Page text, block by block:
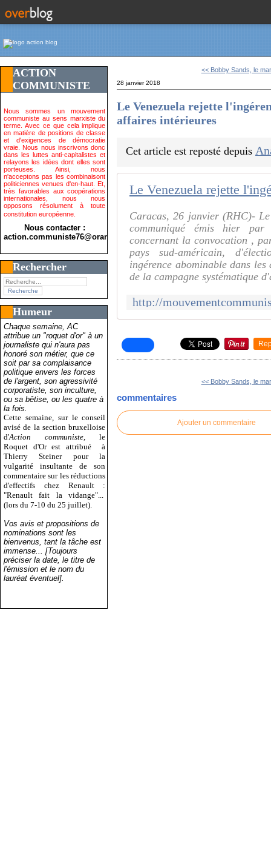
ACTION
COMMUNISTE
Nous sommes un mouvement
communiste au sens marxiste du
terme. Avec ce que cela implique
en matière de positions de classe
et d'exigences de démocratie
vraie. Nous nous inscrivons donc
dans les luttes anti-capitalistes et
relayons les idées dont elles sont
porteuses. Ainsi, nous
n'acceptons pas les combinaisont
politiciennes venues d'en-haut. Et,
très favorables aux coopérations
internationales, nous nous
opposons résolument à toute
constitution européenne.
Nous contacter :
action.communiste76@orange.fr>
Rechercher
Humeur
Chaque semaine, AC
attribue un "roquet d'or" à un
journaliste qui n'aura pas
honoré son métier, que ce
soit par sa complaisance
politique envers les forces
de l'argent, son agressivité
corporatiste, son inculture,
ou sa bêtise, ou les quatre à
la fois.
Cette semaine, sur le conseil
avisé de la section bruxelloise
d'Action communiste , le
Roquet d'Or est attribué
à
Thierry Steiner pour la
vulgarité insultante de son
commentaire sur les réductions
d'effectifs chez Renault :
"Renault fait la vidange"...
(lors du 7-10 du 25 juillet).
Vos avis et propositions de
nominations sont les
bienvenus, tant la tâche est
immense... [Toujours
préciser la date, le titre de
l'émission et le nom du
lauréat éventuel].
<< Bobby Sands, le
28 janvier 2018
Le Venezuela rejette
affaires intérieures
Cet article est reposté depuis
Caracas, 26 janvier (RHC)-
communiqué émis hier
concernant la convocation ,
pays sud-américain,
ingérence abominable dans
de la campagne systématique
<< Bobby Sands, le
commentaires
Ajouter un commentaire